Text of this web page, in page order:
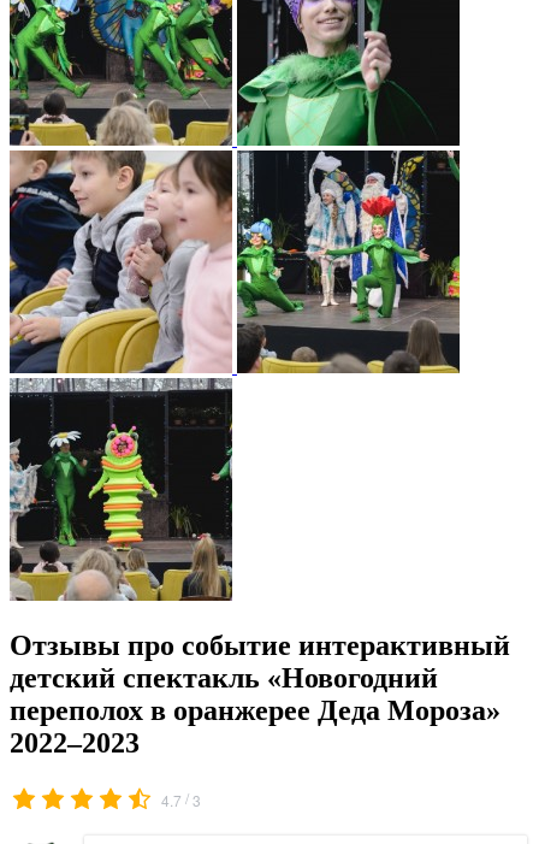
Отзывы про событие интерактивный
детский спектакль «Новогодний
переполох в оранжерее Деда Мороза»
2022–2023
4.7 /3